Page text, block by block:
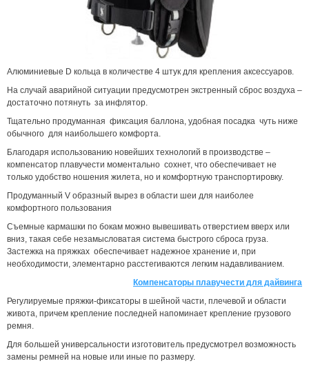
Алюминиевые D кольца в количестве 4 штук для крепления аксессуаров.
На случай аварийной ситуации предусмотрен экстренный сброс воздуха –
достаточно потянуть за инфлятор.
Тщательно продуманная фиксация баллона, удобная посадка чуть ниже
обычного для наибольшего комфорта.
Благодаря использованию новейших технологий в производстве –
компенсатор плавучести моментально сохнет, что обеспечивает не
только удобство ношения жилета, но и комфортную транспортировку.
Продуманный V образный вырез в области шеи для наиболее
комфортного пользования
Съемные кармашки по бокам можно вывешивать отверстием вверх или
вниз, такая себе незамысловатая система быстрого сброса груза.
Застежка на пряжках обеспечивает надежное хранение и, при
необходимости, элементарно расстегиваются легким надавливанием.
Компенсаторы плавучести для дайвинга
Регулируемые пряжки-фиксаторы в шейной части, плечевой и области
живота, причем крепление последней напоминает крепление грузового
ремня.
Для большей универсальности изготовитель предусмотрел возможность
замены ремней на новые или иные по размеру.